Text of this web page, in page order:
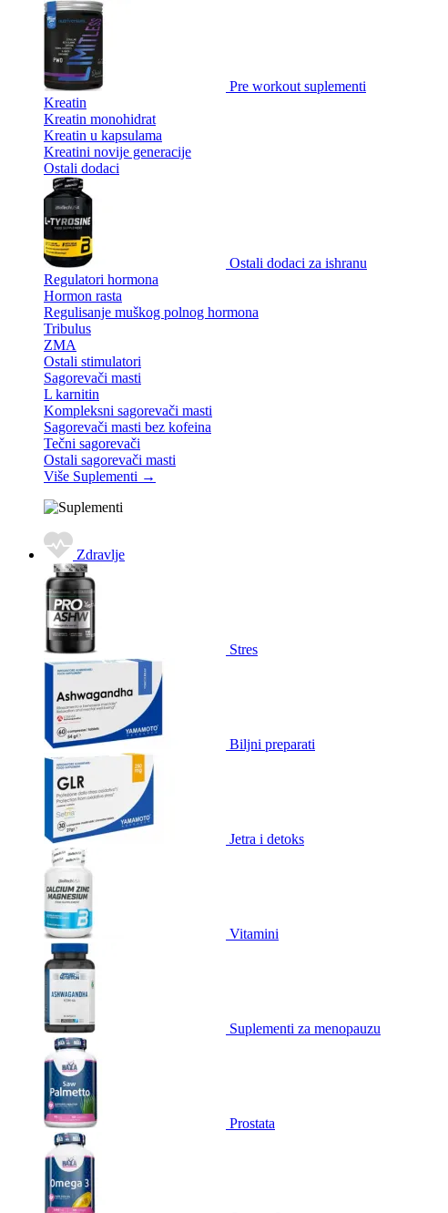
Pre workout suplementi
Kreatin
Kreatin monohidrat
Kreatin u kapsulama
Kreatini novije generacije
Ostali dodaci
Ostali dodaci za ishranu
Regulatori hormona
Hormon rasta
Regulisanje muškog polnog hormona
Tribulus
ZMA
Ostali stimulatori
Sagorevači masti
L karnitin
Kompleksni sagorevači masti
Sagorevači masti bez kofeina
Tečni sagorevači
Ostali sagorevači masti
Više Suplementi →
Zdravlje
Stres
Biljni preparati
Jetra i detoks
Vitamini
Suplementi za menopauzu
Prostata